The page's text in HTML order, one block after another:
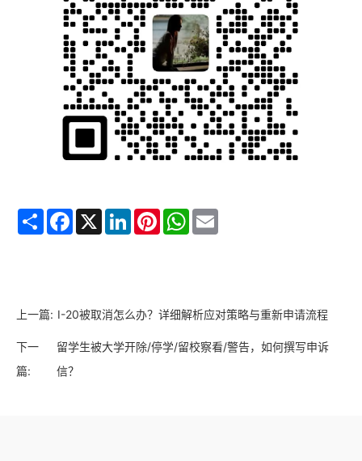
Share Facebook
X LinkedInPinterestWhatsApp
上一篇: I-20被取消怎么办？详细解析应对策略与重新申请流程
下一
篇:
留学生被大学开除/停学/留校察看/警告，如何撰写申诉
信？